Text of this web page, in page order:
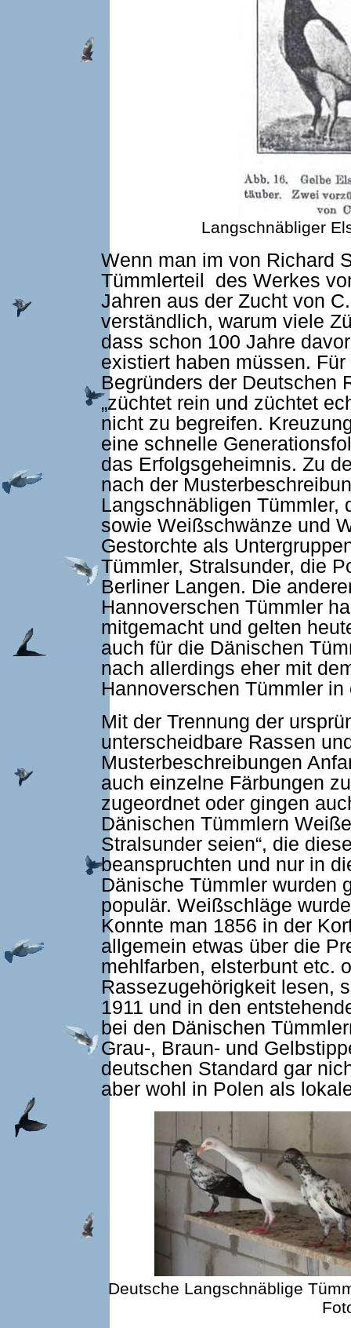
Langschnäbliger
Wenn man im von Richard
Tümmlerteil des Werkes
Jahren aus der Zucht von
verständlich, warum viele
dass schon 100 Jahre
existiert haben müssen.
Begründers der Deutschen
„züchtet rein und züchtet
nicht zu begreifen.
eine schnelle
das Erfolgsgeheimnis. Zu
nach der
Langschnäbligen Tümmler,
sowie Weißschwänze und
Gestorchte als
Tümmler, Stralsunder, die
Berliner Langen. Die
Hannoverschen Tümmler
mitgemacht und gelten
auch für die Dänischen
nach allerdings eher mit
Hannoverschen Tümmler
Mit der Trennung der
unterscheidbare Rassen
Musterbeschreibungen
auch einzelne Färbungen
zugeordnet oder gingen
Dänischen Tümmlern
Stralsunder seien“, die
beanspruchten und nur in
Dänische Tümmler wurden
populär. Weißschläge
Konnte man 1856 in der
allgemein etwas über die
mehlfarben, elsterbunt etc.
Rassezugehörigkeit lesen,
1911 und in den
bei den Dänischen
Grau-, Braun- und
deutschen Standard gar
aber wohl in Polen als
Deutsche Langschnäblige